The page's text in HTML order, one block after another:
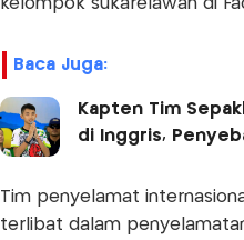
kelompok sukarelawan di
Baca Juga:
Kapten Tim
di Inggris,
Tim penyelamat
terlibat dalam